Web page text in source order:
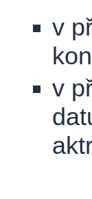
v
v